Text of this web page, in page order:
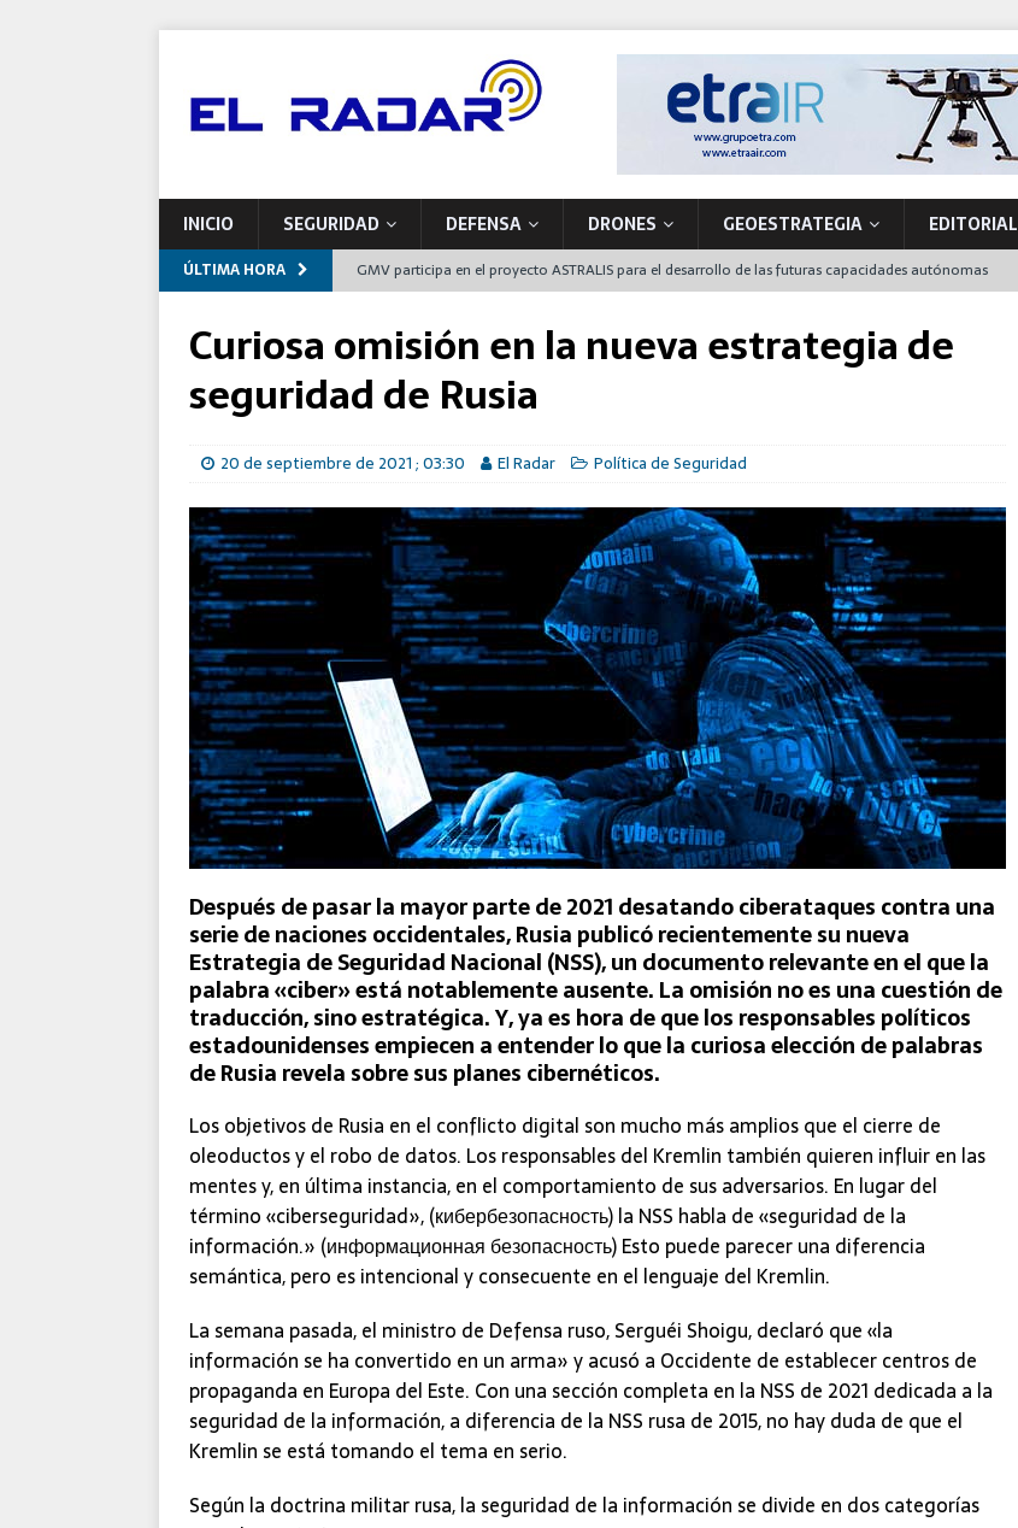
INICIO SEGURIDAD DEFENSA DRONES GEOESTRATEGIA EDITORIAL
ÚLTIMA HORA
GMV participa en el proyecto ASTRALIS para el desarrollo de las futuras capacidades autónomas
Indra impulsa una nueva planta de producción de vehículos militares en A Coruña
Airbus entrega a Francia el primer NH90 para operaciones especiales que también funcionará en
Defensa se compromete con la soberanía tecnológica y la seguridad movilizando nuevos
programas de modernización
El Destacamento Aéreo Táctico ‘Paznic’ asume el liderazgo en la misión de Policía Aérea
Reforzada de la OTAN
Curiosa omisión en la nueva estrategia de
seguridad de Rusia
20 de septiembre de 2021 ; 03:30 El Radar Política de Seguridad
Después de pasar la mayor parte de 2021 desatando ciberataques contra una
serie de naciones occidentales, Rusia publicó recientemente su nueva
Estrategia de Seguridad Nacional (NSS), un documento relevante en el que la
palabra «ciber» está notablemente ausente. La omisión no es una cuestión de
traducción, sino estratégica. Y, ya es hora de que los responsables políticos
estadounidenses empiecen a entender lo que la curiosa elección de palabras
de Rusia revela sobre sus planes cibernéticos.
Los objetivos de Rusia en el conflicto digital son mucho más amplios que el cierre de
oleoductos y el robo de datos. Los responsables del Kremlin también quieren influir en las
mentes y, en última instancia, en el comportamiento de sus adversarios. En lugar del
término «ciberseguridad», (кибербезопасность) la NSS habla de «seguridad de la
información.» (информационная безопасность) Esto puede parecer una diferencia
semántica, pero es intencional y consecuente en el lenguaje del Kremlin.
La semana pasada, el ministro de Defensa ruso, Serguéi Shoigu, declaró que «la
información se ha convertido en un arma» y acusó a Occidente de establecer centros de
propaganda en Europa del Este. Con una sección completa en la NSS de 2021 dedicada a la
seguridad de la información, a diferencia de la NSS rusa de 2015, no hay duda de que el
Kremlin se está tomando el tema en serio.
Según la doctrina militar rusa, la seguridad de la información se divide en dos categorías